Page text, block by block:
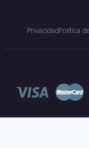
PrivacidadPolítica